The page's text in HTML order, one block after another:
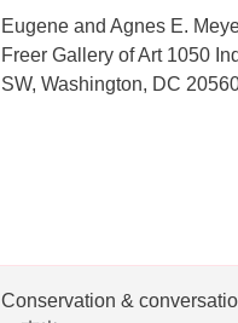
Eugene and Agnes E.
Freer Gallery of Art 1050
SW, Washington, DC
Conservation &